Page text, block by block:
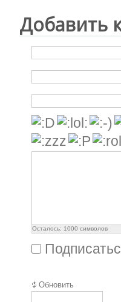
Добавить
Осталось: 1000 символов
Обновить